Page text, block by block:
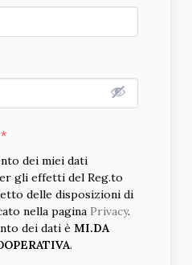
*
dei miei dati
gli effetti del Reg.to
delle disposizioni di
nella pagina Privacy.
dei dati è MI.DA
.